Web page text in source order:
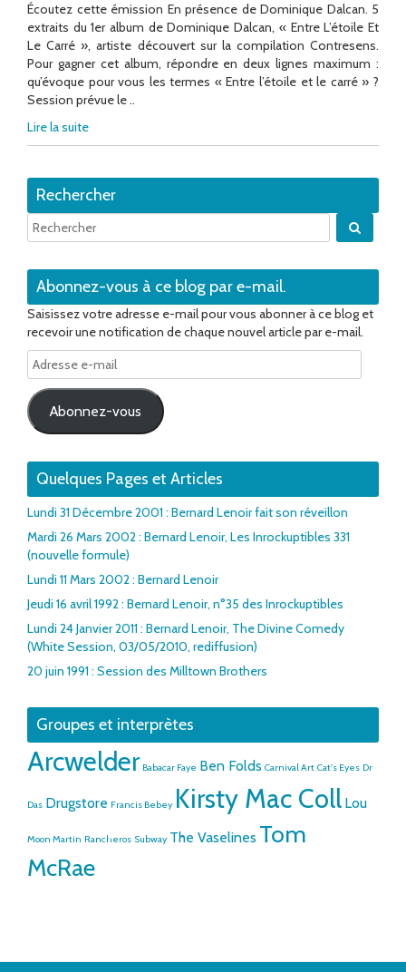
Écoutez cette émission En présence de Dominique Dalcan. 5
extraits du 1er album de Dominique Dalcan, « Entre L’étoile Et
Le Carré », artiste découvert sur la compilation Contresens.
Pour gagner cet album, répondre en deux lignes maximum :
qu’évoque pour vous les termes « Entre l’étoile et le carré » ?
Session prévue le ..
Lire la suite
Rechercher
Abonnez-vous à ce blog par e-mail.
Saisissez votre adresse e-mail pour vous abonner à ce blog et
recevoir une notification de chaque nouvel article par e-mail.
Adresse
e-
mail
Abonnez-vous
Quelques Pages et Articles
Lundi 31 Décembre 2001 : Bernard Lenoir fait son réveillon
Mardi 26 Mars 2002 : Bernard Lenoir, Les Inrockuptibles 331
(nouvelle formule)
Lundi 11 Mars 2002 : Bernard Lenoir
Jeudi 16 avril 1992 : Bernard Lenoir, n°35 des Inrockuptibles
Lundi 24 Janvier 2011 : Bernard Lenoir, The Divine Comedy
(White Session, 03/05/2010, rediffusion)
20 juin 1991 : Session des Milltown Brothers
Groupes et interprètes
Arcwelder Babacar Faye Ben Folds Carnival Art Cat's Eyes Dr
Das Drugstore Francis Bebey Kirsty Mac Coll Lou
Moon Martin Rancheros Subway The Vaselines Tom
McRae